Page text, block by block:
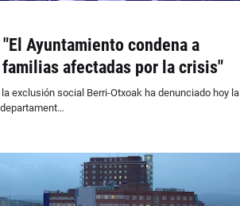
Ayuntamiento condena a
afectadas por la crisis"
exclusión social Berri-Otxoak ha denunciado hoy la